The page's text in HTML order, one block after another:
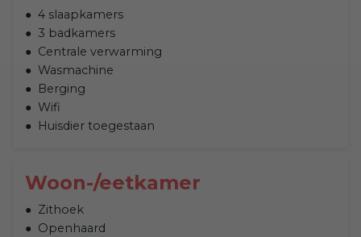
4 slaapkamers
3 badkamers
Centrale verwarming
Wasmachine
Berging
Wifi
Huisdier toegestaan
Woon-/eetkamer
Zithoek
Openhaard